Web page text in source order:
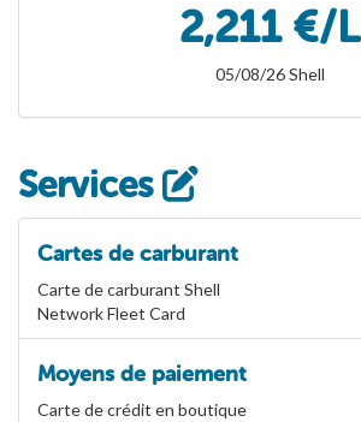
2,211 €/L
05/08/26 Shell
Services
Cartes de carburant
Carte de carburant Shell
Network Fleet Card
Moyens de paiement
Carte de crédit en boutique